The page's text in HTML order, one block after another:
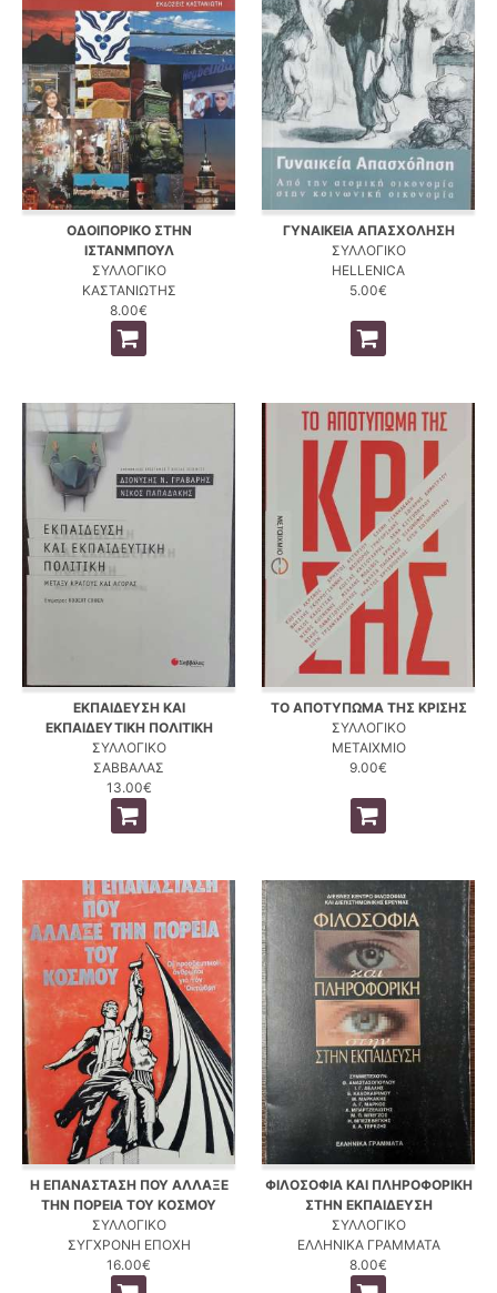
ΟΔΟΙΠΟΡΙΚΟ ΣΤΗΝ
ΙΣΤΑΝΜΠΟΥΛ
ΣΥΛΛΟΓΙΚΟ
ΚΑΣΤΑΝΙΩΤΗΣ
8.00€
ΓΥΝΑΙΚΕΙΑ ΑΠΑΣΧΟΛΗΣΗ
ΣΥΛΛΟΓΙΚΟ
HELLENICA
5.00€
ΕΚΠΑΙΔΕΥΣΗ ΚΑΙ
ΕΚΠΑΙΔΕΥΤΙΚΗ ΠΟΛΙΤΙΚΗ
ΣΥΛΛΟΓΙΚΟ
ΣΑΒΒΑΛΑΣ
13.00€
ΤΟ ΑΠΟΤΥΠΩΜΑ ΤΗΣ ΚΡΙΣΗΣ
ΣΥΛΛΟΓΙΚΟ
ΜΕΤΑΙΧΜΙΟ
9.00€
Η ΕΠΑΝΑΣΤΑΣΗ ΠΟΥ ΑΛΛΑΞΕ
ΤΗΝ ΠΟΡΕΙΑ ΤΟΥ ΚΟΣΜΟΥ
ΣΥΛΛΟΓΙΚΟ
ΣΥΓΧΡΟΝΗ ΕΠΟΧΗ
16.00€
ΦΙΛΟΣΟΦΙΑ ΚΑΙ ΠΛΗΡΟΦΟΡΙΚΗ
ΣΤΗΝ ΕΚΠΑΙΔΕΥΣΗ
ΣΥΛΛΟΓΙΚΟ
ΕΛΛΗΝΙΚΑ ΓΡΑΜΜΑΤΑ
8.00€